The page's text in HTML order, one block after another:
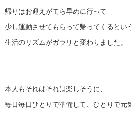
帰りはお迎えがてら早めに行って
少し運動させてもらって帰ってくるとい
生活のリズムがガラリと変わりました。
本人もそれはそれは楽しそうに、
毎日毎日ひとりで準備して、ひとりで元